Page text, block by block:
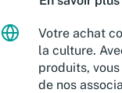
Votre achat
la culture.
produits,
de nos